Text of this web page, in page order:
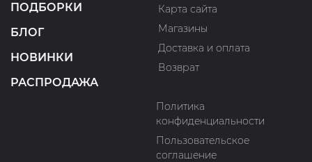
ПОДБОРКИ
БЛОГ
НОВИНКИ
РАСПРОДАЖА
Карта сайта
Магазины
Доставка и оплата
Возврат
Политика
конфиденциальности
Пользовательское
соглашение